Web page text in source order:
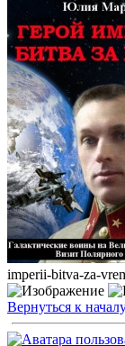
imperii-bitva-za-
Вернуться к